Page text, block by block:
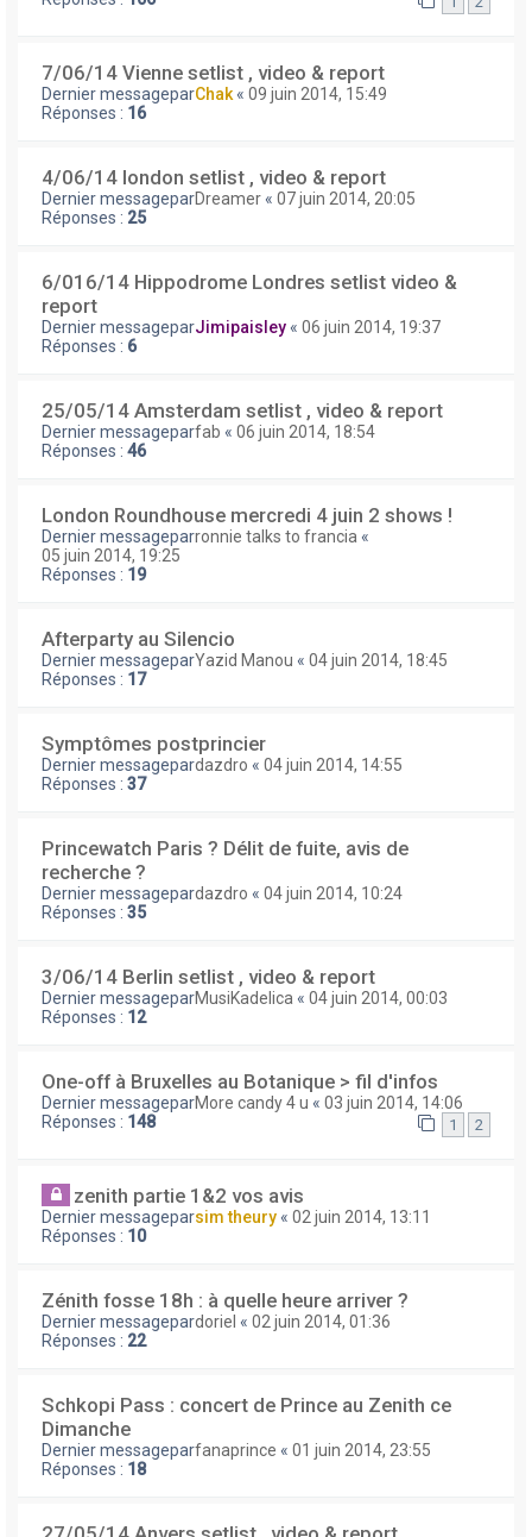
7/06/14 Vienne setlist , video & report
Dernier messageparChak « 09 juin 2014, 15:49
Réponses : 16
4/06/14 london setlist , video & report
Dernier messageparDreamer « 07 juin 2014, 20:05
Réponses : 25
6/016/14 Hippodrome Londres setlist video &
report
Dernier messageparJimipaisley « 06 juin 2014, 19:37
Réponses : 6
25/05/14 Amsterdam setlist , video & report
Dernier messageparfab « 06 juin 2014, 18:54
Réponses : 46
London Roundhouse mercredi 4 juin 2 shows !
Dernier messageparronnie talks to francia «
05 juin 2014, 19:25
Réponses : 19
Afterparty au Silencio
Dernier messageparYazid Manou « 04 juin 2014, 18:45
Réponses : 17
Symptômes postprincier
Dernier messagepardazdro « 04 juin 2014, 14:55
Réponses : 37
Princewatch Paris ? Délit de fuite, avis de
recherche ?
Dernier messagepardazdro « 04 juin 2014, 10:24
Réponses : 35
3/06/14 Berlin setlist , video & report
Dernier messageparMusiKadelica « 04 juin 2014, 00:03
Réponses : 12
One-off à Bruxelles au Botanique > fil d'infos
Dernier messageparMore candy 4 u « 03 juin 2014, 14:06
Réponses : 148 1 2
zenith partie 1&2 vos avis
Dernier messageparsim theury « 02 juin 2014, 13:11
Réponses : 10
Zénith fosse 18h : à quelle heure arriver ?
Dernier messagepardoriel « 02 juin 2014, 01:36
Réponses : 22
Schkopi Pass : concert de Prince au Zenith ce
Dimanche
Dernier messageparfanaprince « 01 juin 2014, 23:55
Réponses : 18